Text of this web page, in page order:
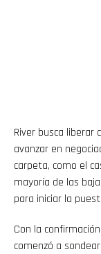
River busca liberar
avanzar en
carpeta, como el
mayoría de las
para iniciar la
Con la
comenzó a